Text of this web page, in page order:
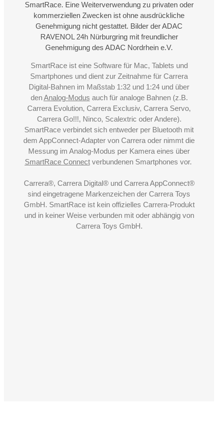
SmartRace. Eine Weiterverwendung zu privaten oder
kommerziellen Zwecken ist ohne ausdrückliche
Genehmigung nicht gestattet. Bilder der ADAC
RAVENOL 24h Nürburgring mit freundlicher
Genehmigung des ADAC Nordrhein e.V.
SmartRace ist eine Software für Mac, Tablets und
Smartphones und dient zur Zeitnahme für Carrera
Digital-Bahnen im Maßstab 1:32 und 1:24 und über
denAnalog-Modus auch für analoge Bahnen (z.B.
Carrera Evolution, Carrera Exclusiv, Carrera Servo,
Carrera Go!!!, Ninco, Scalextric oder Andere).
SmartRace verbindet sich entweder per Bluetooth mit
dem AppConnect-Adapter von Carrera oder nimmt die
Messung im Analog-Modus per Kamera eines über
SmartRace Connectverbundenen Smartphones vor.
Carrera®, Carrera Digital® und Carrera AppConnect®
sind eingetragene Markenzeichen der Carrera Toys
GmbH. SmartRace ist kein offizielles Carrera-Produkt
und in keiner Weise verbunden mit oder abhängig von
Carrera Toys GmbH.